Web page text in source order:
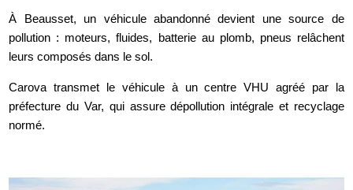
À Beausset, un véhicule abandonné devient une source de
pollution : moteurs, fluides, batterie au plomb, pneus relâchent
leurs composés dans le sol.
Carova transmet le véhicule à un centre VHU agréé par la
préfecture du Var, qui assure dépollution intégrale et recyclage
normé.